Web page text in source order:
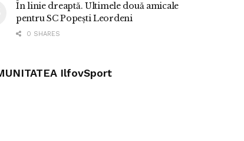
În linie dreaptă. Ultimele două amicale
pentru SC Popești Leordeni
0 SHARES
IlfovSport